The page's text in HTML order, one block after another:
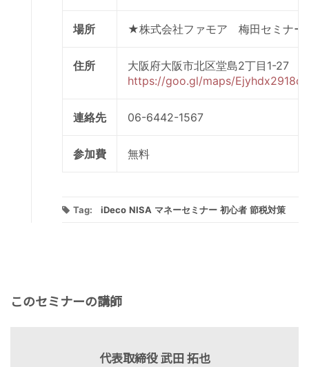
場所 ★株式会社ファモア 梅田セミナー
住所
大阪府大阪市北区堂島2丁目1-27
https://goo.gl/maps/Ejyhdx2918q
連絡先 06-6442-1567
参加費 無料
Tag: iDeco NISA マネーセミナー 初心者 節税対策
このセミナーの講師
代表取締役 武田 拓也